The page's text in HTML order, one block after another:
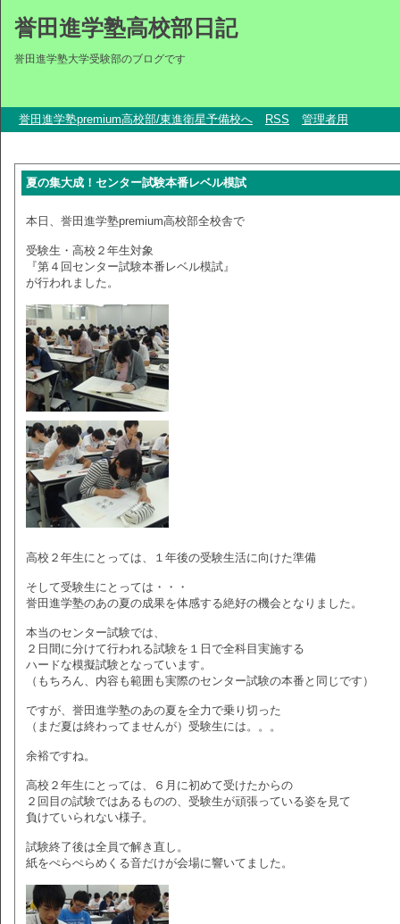
誉田進学塾高校部日記
誉田進学塾大学受験部のブログです
誉田進学塾premium高校部/東進衛星予備校へ RSS 管理者用
夏の集大成！センター試験本番レベル模試
本日、誉田進学塾premium高校部全校舎で
受験生・高校２年生対象
『第４回センター試験本番レベル模試』
が行われました。
高校２年生にとっては、１年後の受験生活に向けた準備
そして受験生にとっては・・・
誉田進学塾のあの夏の成果を体感する絶好の機会となりました。
本当のセンター試験では、
２日間に分けて行われる試験を１日で全科目実施する
ハードな模擬試験となっています。
（もちろん、内容も範囲も実際のセンター試験の本番と同じです）
ですが、誉田進学塾のあの夏を全力で乗り切った
（まだ夏は終わってませんが）受験生には。。。
余裕ですね。
高校２年生にとっては、６月に初めて受けたからの
２回目の試験ではあるものの、受験生が頑張っている姿を見て
負けていられない様子。
試験終了後は全員で解き直し。
紙をぺらぺらめくる音だけが会場に響いてました。